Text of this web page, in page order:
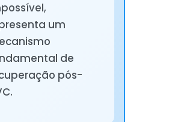
um
de
pós-